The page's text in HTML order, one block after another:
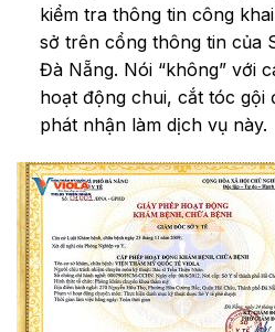
kiểm tra thông tin công
sở trên cổng thông tin của
Đà Nẵng. Nói “không” với
hoạt động chui, cắt tóc gội
phát nhận làm dịch vụ này.